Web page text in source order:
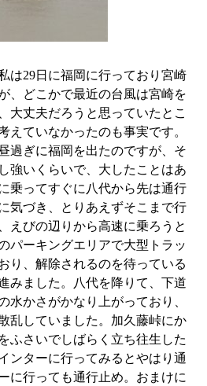
は29日に福岡に行っており宮崎
、どこかで最近の台風は宮崎を
大丈夫だろうと思っていたとこ
えていなかったのも事実です。
過ぎに福岡を出たのですが、そ
強いくらいで、大したことはあ
乗ってすぐに八代から先は通行
気づき、とりあえずそこまで行
えびの辺りから高速に乗ろうと
パーキングエリアで大型トラッ
り、解除されるのを待っている
みました。八代を降りて、下道
水かさがかなり上がっており、
乱していました。加久藤峠にか
ふさいでしばらく立ち往生した
ンターに行ってみるとやはり通
に行っても通行止め。おまけに